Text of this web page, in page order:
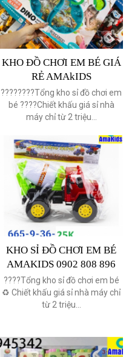
KHO ĐỒ CHƠI EM BÉ GIÁ
RẺ AMAkIDS
????????Tổng kho sỉ đồ chơi em
bé ????Chiết khấu giá sỉ nhà
máy chỉ từ 2 triệu...
KHO SỈ ĐỒ CHƠI EM BÉ
AMAKIDS 0902 808 896
????Tổng kho sỉ đồ chơi em bé
♻️ Chiết khấu giá sỉ nhà máy chỉ
từ 2 triệu...